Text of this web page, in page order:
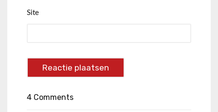
Site
4 Comments